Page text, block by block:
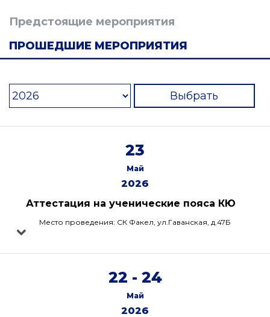
Предстоящие мероприятия
ПРОШЕДШИЕ МЕРОПРИЯТИЯ
Выбрать
23
Май
2026
Аттестация на ученические пояса КЮ
Место проведения: СК Факел, ул.Гаванская, д.47Б
22 - 24
Май
2026